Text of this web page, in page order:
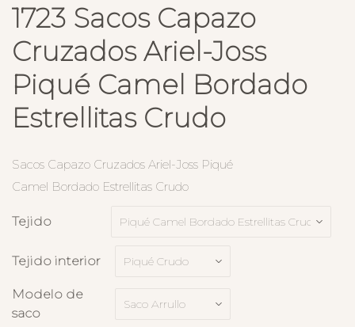
1723 Sacos Capazo
Cruzados Ariel-Joss
Piqué Camel Bordado
Estrellitas Crudo
Sacos Capazo Cruzados Ariel-Joss Piqué
Camel Bordado Estrellitas Crudo
Tejido
Tejido interior
Modelo de
saco